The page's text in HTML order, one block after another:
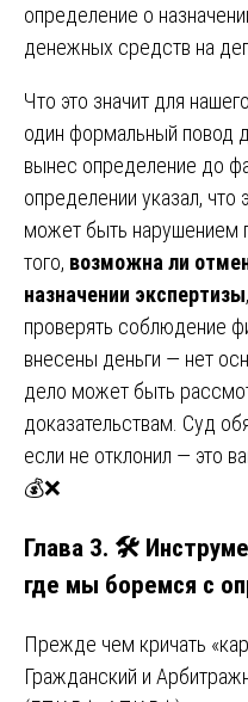
определение о
денежных средств на
Что это значит для
один формальный повод
вынес определение до
определении указал, что
может быть
того, возможна ли
назначении экспертизы
проверять соблюдение
внесены деньги — нет
дело может быть
доказательствам. Суд
если не отклонил — это
💰❌
Глава 3. 🛠️
где мы боремся с
Прежде чем кричать
Гражданский и